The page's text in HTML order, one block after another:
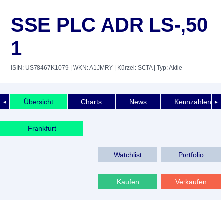
SSE PLC ADR LS-,50
1
ISIN: US78467K1079 | WKN: A1JMRY | Kürzel: SCTA| Typ: Aktie
◄ ►
Übersicht Charts News Kennzahlen
Frankfurt
Watchlist Portfolio
Kaufen Verkaufen